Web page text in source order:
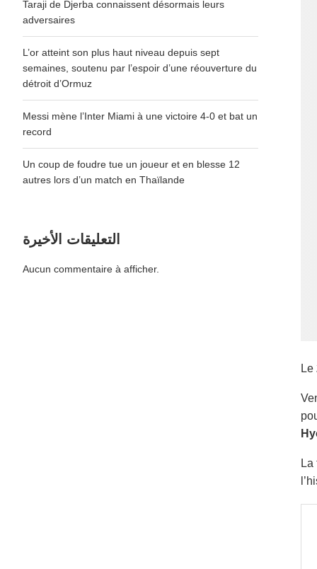
Le
Taraji de Djerba connaissent désormais leurs
adversaires
L’or atteint son plus haut niveau depuis sept
semaines, soutenu par l’espoir d’une réouverture du
détroit d’Ormuz
Messi mène l’Inter Miami à une victoire 4-0 et bat un
record
Un coup de foudre tue un joueur et en blesse 12
autres lors d’un match en Thaïlande
التعليقات الأخيرة
Aucun commentaire à afficher.